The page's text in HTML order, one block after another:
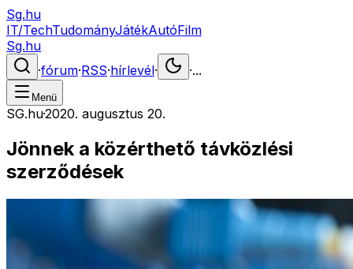
Sg.hu
IT/TechTudományJátékAutóFilm
Sg.hu
·fórum·RSS·hírlevél· ·...
Menü
SG.hu·2020. augusztus 20.
Jönnek a közérthető távközlési
szerződések